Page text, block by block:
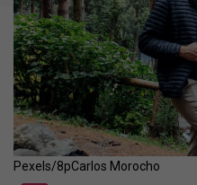
Pexels/8pCarlos Morocho